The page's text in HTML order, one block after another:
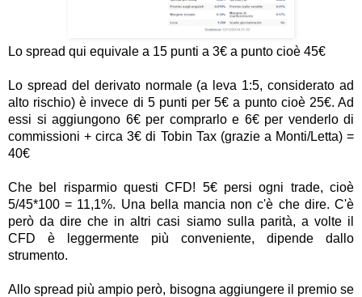
Lo spread qui equivale a 15 punti a 3€ a punto cioè 45€
Lo spread del derivato normale (a leva 1:5, considerato ad
alto rischio) è invece di 5 punti per 5€ a punto cioè 25€. Ad
essi si aggiungono 6€ per comprarlo e 6€ per venderlo di
commissioni + circa 3€ di Tobin Tax (grazie a Monti/Letta) =
40€
Che bel risparmio questi CFD! 5€ persi ogni trade, cioè
5/45*100 = 11,1%. Una bella mancia non c'è che dire. C'è
però da dire che in altri casi siamo sulla parità, a volte il
CFD è leggermente più conveniente, dipende dallo
strumento.
Allo spread più ampio però, bisogna aggiungere il premio se